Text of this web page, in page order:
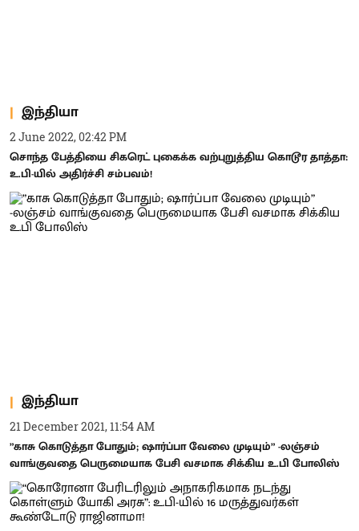
இந்தியா
2 June 2022, 02:42 PM
சொந்த பேத்தியை சிகரெட் புகைக்க வற்புறுத்திய கொடூர தாத்தா:
உ.பி-யில் அதிர்ச்சி சம்பவம்!
இந்தியா
21 December 2021, 11:54 AM
”காசு கொடுத்தா போதும்; ஷார்ப்பா வேலை முடியும்” -லஞ்சம்
வாங்குவதை பெருமையாக பேசி வசமாக சிக்கிய உ.பி போலிஸ்